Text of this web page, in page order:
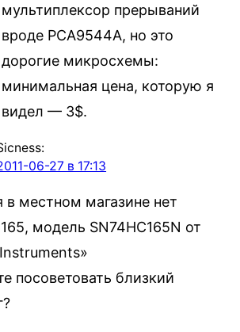
мультиплексор прерываний
вроде PCA9544A, но это
дорогие микросхемы:
минимальная цена, которую я
видел — 3$.
:
06-27 в 17:13
в местном магазине нет
модель SN74HC165N от
посоветовать близкий